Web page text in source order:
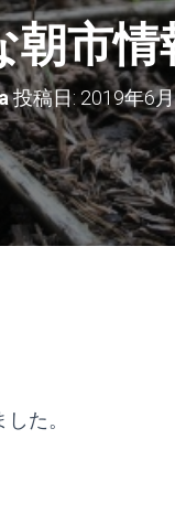
朝市情
投稿日: 2019年6
た。